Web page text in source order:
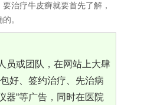
治疗牛皮癣就要首先了解，
。
员或团队，在网站上大肆
好、签约治疗、先治病
器“等广告，同时在医院